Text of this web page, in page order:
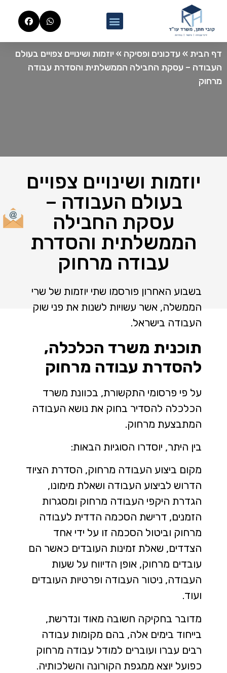
דף הבית » עדכונים ופסיקה » יוזמות ושינויים צפויים בעולם
העבודה – עסקת החבילה הממשלתית והסדרת עבודה
מרחוק
יוזמות ושינויים צפויים
בעולם העבודה –
עסקת החבילה
הממשלתית והסדרת
עבודה מרחוק
בשבוע האחרון פורסמו שתי יוזמות של שרי
הממשלה, אשר עשויות לשנות את פני שוק
העבודה בישראל.
תוכנית משרד הכלכלה,
להסדרת עבודה מרחוק
על פי פרסומי התקשורת, בכוונת משרד
הכלכלה להסדיר בחוק את נושא העבודה
המתבצעת מרחוק.
בין היתר, יוסדרו הסוגיות הבאות:
מקום ביצוע העבודה מרחוק, הסדרת הציוד
הדרוש לביצוע העבודה ושאלת מימונו,
הגדרת היקפי העבודה מרחוק ומסגרות
הזמנים, דרישת הסכמה הדדית לעבודה
מרחוק וביטול הסכמה זו על ידי אחד
הצדדים, שאלת זמינות העובדים כאשר הם
עובדים מרחוק, אופן הדיווח על שעות
העבודה, ניטור העבודה ופרטיות העובדים
ועוד.
מדובר בחקיקה חשובה מאוד ונדרשת,
בייחוד בימים אלה, בהם מקומות עבודה
רבים עברו ועוברים למודל עבודה מרחוק
כפועל יוצא ממגפת הקורונה והשלכותיה.